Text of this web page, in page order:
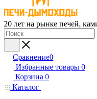
20 лет на рынке печей,
Сравнение0
Избранные товары 0
Корзина 0
Каталог